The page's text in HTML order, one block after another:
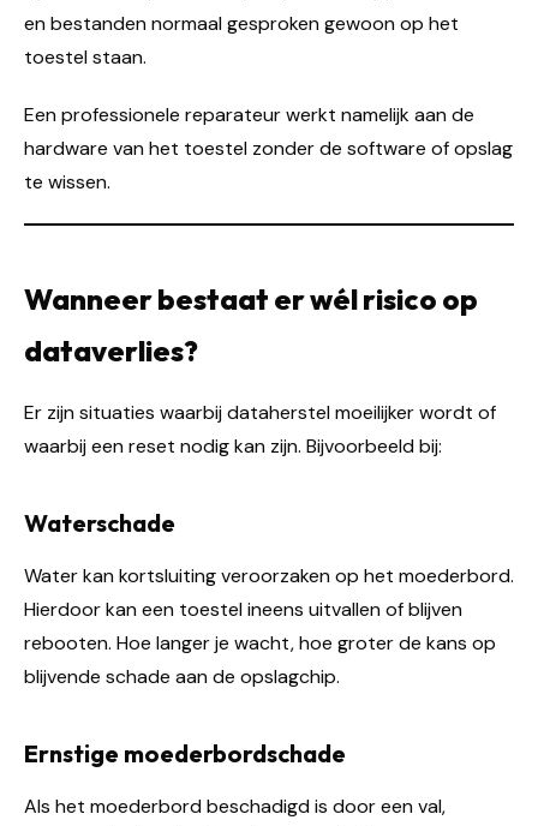
en bestanden normaal gesproken gewoon op het
toestel staan.
Een professionele reparateur werkt namelijk aan de
hardware van het toestel zonder de software of opslag
te wissen.
Wanneer bestaat er wél risico op
dataverlies?
Er zijn situaties waarbij dataherstel moeilijker wordt of
waarbij een reset nodig kan zijn. Bijvoorbeeld bij:
Waterschade
Water kan kortsluiting veroorzaken op het moederbord.
Hierdoor kan een toestel ineens uitvallen of blijven
rebooten. Hoe langer je wacht, hoe groter de kans op
blijvende schade aan de opslagchip.
Ernstige moederbordschade
Als het moederbord beschadigd is door een val,